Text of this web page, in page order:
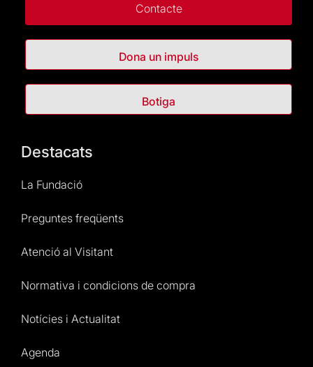
Contacte
Dona un impuls
Botiga
Destacats
La Fundació
Preguntes freqüents
Atenció al Visitant
Normativa i condicions de compra
Notícies i Actualitat
Agenda